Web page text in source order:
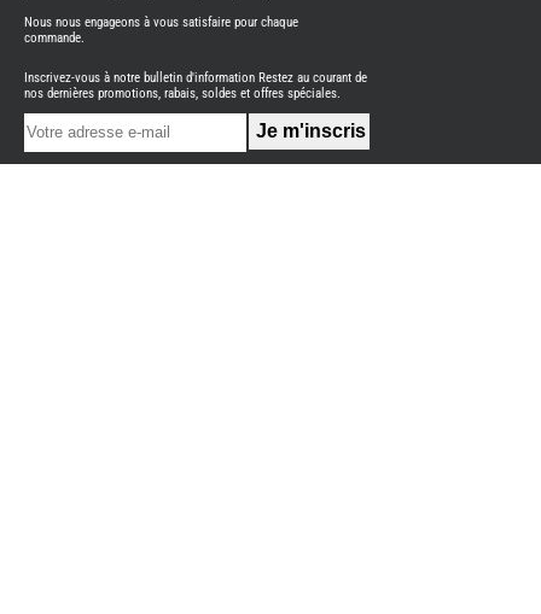
CARADO
NEUFS
FOURGON
BENIMAR
FOURGON
Nous nous engageons à vous satisfaire pour chaque
commande.
Inscrivez-vous à notre bulletin d'information Restez au courant de
nos dernières promotions, rabais, soldes et offres spéciales.